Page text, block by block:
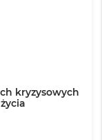
kryzysowych